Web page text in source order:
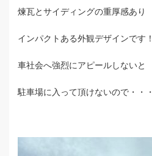
煉瓦とサイディングの重厚感あり
インパクトある外観デザインです！
車社会へ強烈にアピールしないと
駐車場に入って頂けないので・・・